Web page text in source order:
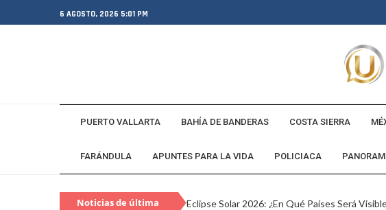
6 AGOSTO, 2026 5:01 PM
PUERTO VALLARTA BAHÍA DE BANDERAS COSTA SIERRA
FARÁNDULA APUNTES PARA LA VIDA POLICIACA
Noticias de última
Eclipse Solar 2026: ¿En Qué Países Será